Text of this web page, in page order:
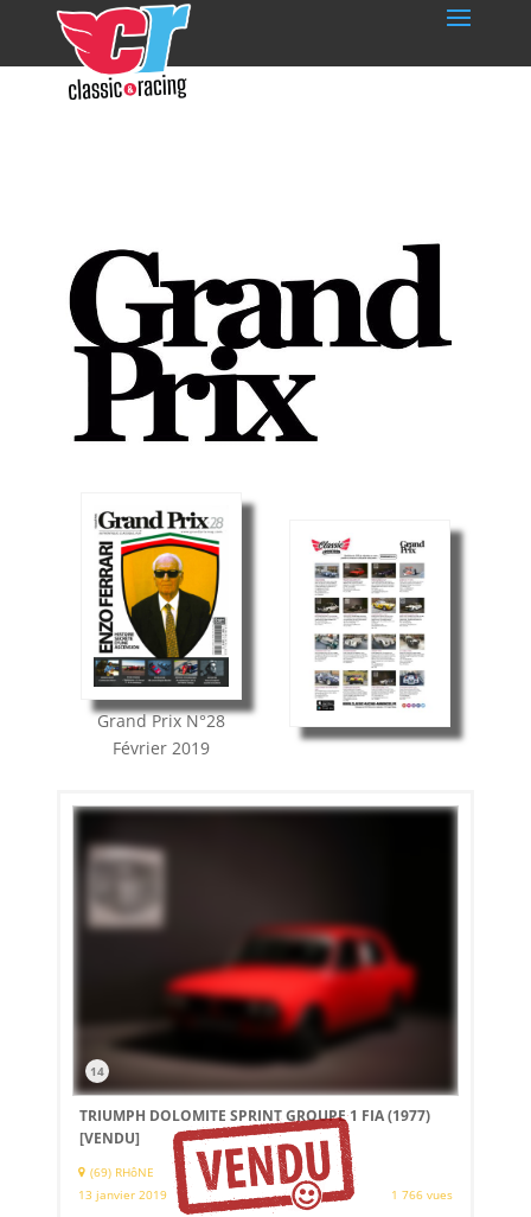
Grand PrixN°28
Février 2019
14
TRIUMPH DOLOMITE SPRINT GROUPE 1 FIA (1977)
[VENDU]
(69) RHôNE
13 janvier 2019
1 766 vues